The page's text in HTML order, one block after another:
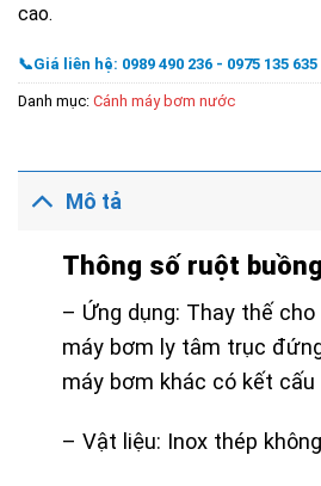
cao.
📞Giá liên hệ: 0989 490 236 - 0975 135 635
Danh mục: Cánh máy bơm nước
Mô tả
Thông số ruột
– Ứng dụng: Thay thế cho
máy bơm ly tâm trục
máy bơm khác có kết
– Vật liệu: Inox thép